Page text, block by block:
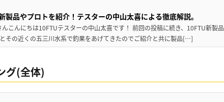
製品やプロトを紹介！テスターの中山太喜による徹底解説。
こんにちは10FTUテスターの中山太喜です！ 前回の投稿に続き、10FTU新製品
その近くの五三川水系で釣果をあげてきたのでご紹介と共に製品[…]
グ(全体)